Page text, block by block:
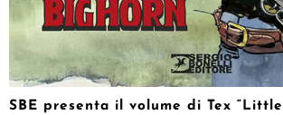
SBE presenta il volume di Tex